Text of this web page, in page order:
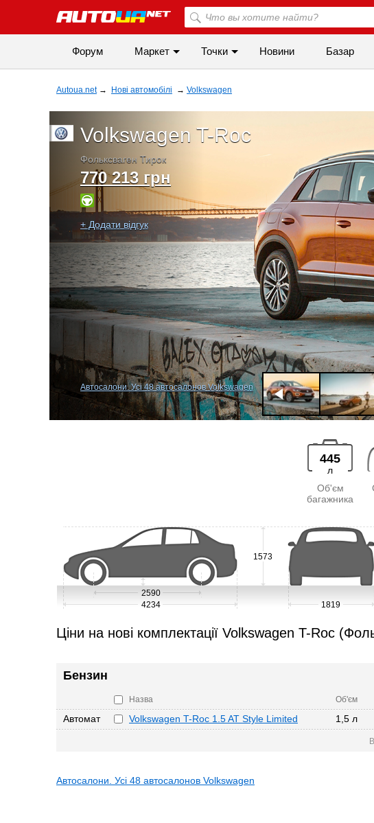
Форум Маркет Точки Новини Базар
Autoua.net → Нові автомобілі → Volkswagen
Volkswagen T-Roc
Фольксваген Тирок
770 213 грн
+ Додати відгук
Автосалони. Усі 48 автосалонов Volkswagen
445
л
Об'єм
багажника
4234
2590
1573
1819
Ціни на нові комплектації Volkswagen T-Roc
Бензин
Назва Об'єм
Автомат Volkswagen T-Roc 1.5 AT Style Limited 1,5 л
Автосалони. Усі 48 автосалонов Volkswagen